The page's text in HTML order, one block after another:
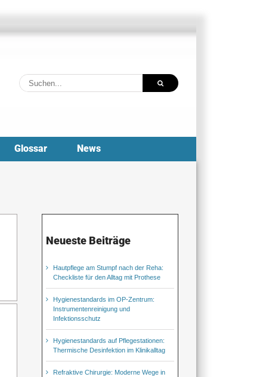
Suche
nach:
Glossar News
Neueste Beiträge
Hautpflege am Stumpf nach der Reha:
Checkliste für den Alltag mit Prothese
Hygienestandards im OP-Zentrum:
Instrumentenreinigung und
Infektionsschutz
Hygienestandards auf Pflegestationen:
Thermische Desinfektion im Klinikalltag
Refraktive Chirurgie: Moderne Wege in